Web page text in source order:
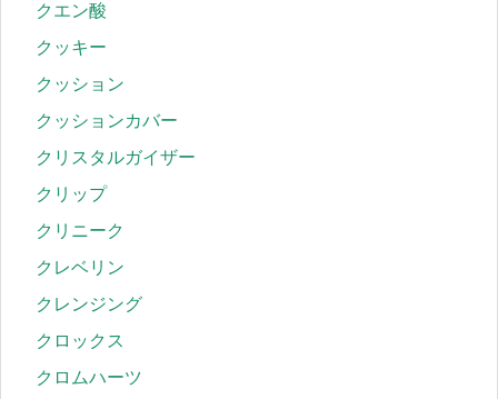
クエン酸
クッキー
クッション
クッションカバー
クリスタルガイザー
クリップ
クリニーク
クレベリン
クレンジング
クロックス
クロムハーツ